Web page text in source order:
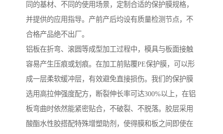
同的基材、不同的使用场景，定制合适的保护膜规格，
并提供的应用指导。产前产后均设有质量检测节点，不
合格产品绝不出厂。
铝板在折弯、滚圆等成型加工过程中，模具与板面接触
容易产生压痕或划痕。在加工前贴覆PE保护膜，可以形
成一层柔软缓冲层，有效避免直接损伤。我们的保护膜
选用高拉伸强度配方，断裂伸长率可达300%以上，在铝
板弯曲时依然能紧密贴合，不破裂、不脱落。胶层采用
酸酯水性胶搭配特殊增塑助剂，使得膜和板之间即使在